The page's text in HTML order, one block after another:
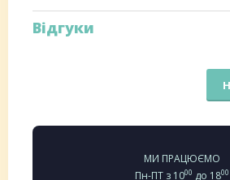
Відгуки
МИ ПРАЦЮЄМО
Пн-ПТ з 1000 до 1800